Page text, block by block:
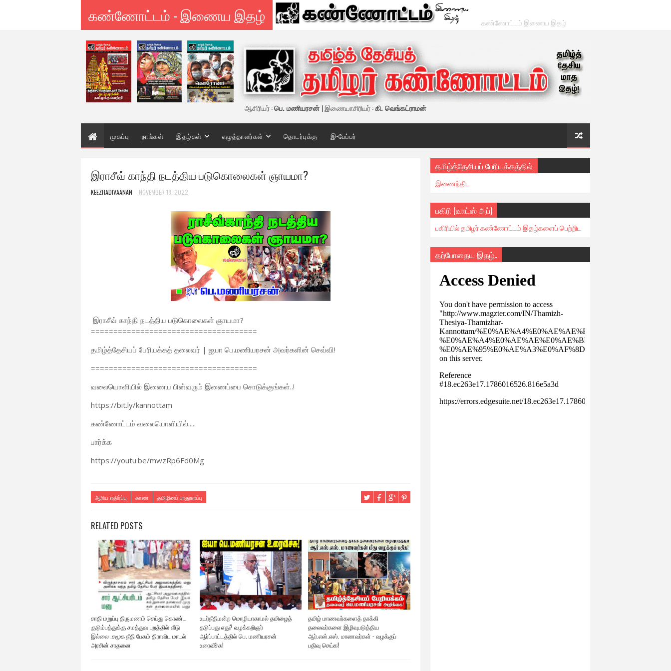
கண்ணோட்டம் - இணைய இதழ் கண்ணோட்டம் இணைய இதழ்
ஆசிரியர் :பெ. மணியரசன் | இணையாசிரியர் :கி. வெங்கட்ராமன்
முகப்பு நாங்கள் இதழ்கள் எழுத்தாளர்கள் தொடர்புக்கு இ-பேப்பர்
இராசீவ் காந்தி நடத்திய படுகொலைகள் ஞாயமா?
KEEZHADIVAANAN NOVEMBER 18, 2022
இராசீவ் காந்தி நடத்திய படுகொலைகள் ஞாயமா?
=====================================
தமிழ்த்தேசியப் பேரியக்கத் தலைவர் | ஐயா பெ.மணியரசன் அவர்களின் செவ்வி!
=====================================
வலையொளியில் இணைய பின்வரும் இணைப்பை சொடுக்குங்கள்..!
https://bit.ly/kannottam
கண்ணோட்டம் வலையொளியில்.....
பார்க்க
https://youtu.be/mwzRp6Fd0Mg
ஆரிய எதிர்ப்பு காண தமிழினப் பாதுகாப்பு
RELATED POSTS
சாதி மறுப்பு திருமணம் செய்து கொண்ட
குடும்பத்துக்கு சமத்துவ புறத்தில் வீடு
இல்லை .சமூக நீதி பேசும் திராவிட மாடல்
அரசின் சாதனை
உயர்நீதிமன்ற மொழியாகாமல் தமிழைத்
தடுப்பது எது? வழக்கறிஞர்
ஆர்ப்பாட்டத்தில் பெ. மணியரசன்
உரைவீச்சு!
தமிழ் மாணவர்களைத் தாக்கி
தலைவர்களை இழிவுபடுத்திய
ஆர்.எஸ்.எஸ். மாணவர்கள் - வழக்குப்
பதிவு செய்க!
தமிழ்த்தேசியப் பேரியக்கத்தில்
இணைந்திட
பகிரி (வாட்ஸ் அப்)
பகிரியில் தமிழர் கண்ணோட்டம் இதழ்களைப் பெற்றிட
தற்போதைய இதழ்..